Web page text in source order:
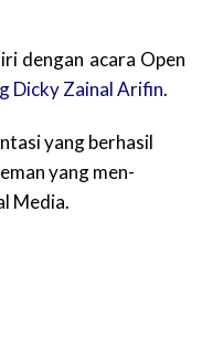
dengan acara Open
Dicky Zainal Arifin.
yang berhasil
yang men-
Media.